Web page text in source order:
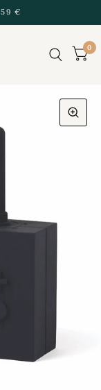
€
0